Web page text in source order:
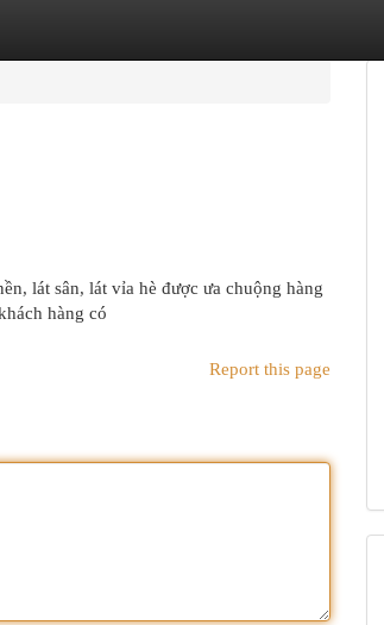
lát sân, lát vỉa hè được ưa chuộng hàng
hàng có
Report this page